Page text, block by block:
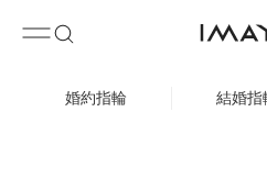
婚約指輪 結婚指